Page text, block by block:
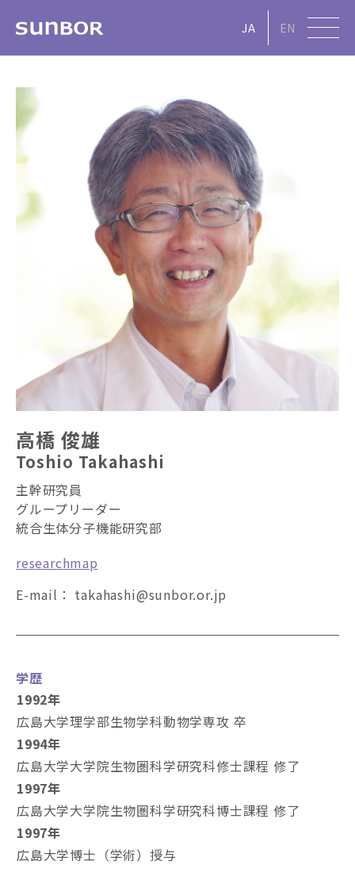
JA EN
高橋 俊雄
Toshio Takahashi
主幹研究員
グループリーダー
統合生体分子機能研究部
researchmap
E-mail： takahashi sunbor.or.jp
学歴
1992年
広島大学理学部生物学科動物学専攻 卒
1994年
広島大学大学院生物圏科学研究科修士課程 修了
1997年
広島大学大学院生物圏科学研究科博士課程 修了
1997年
広島大学博士（学術）授与